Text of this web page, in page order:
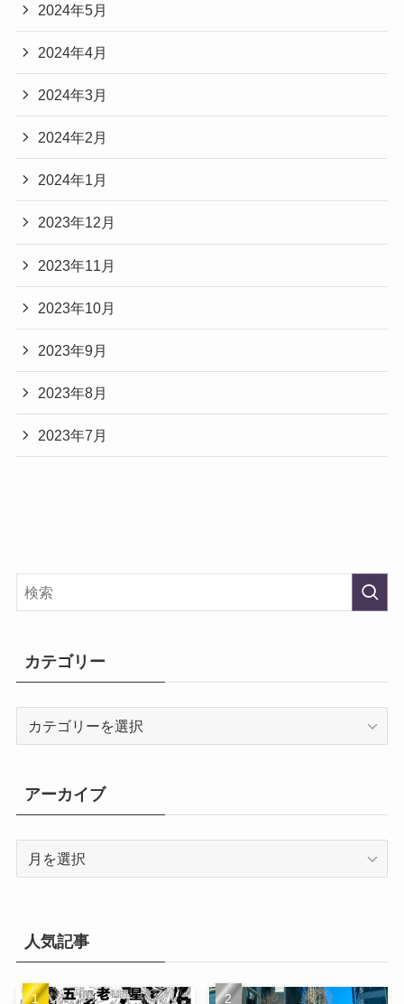
2024年5月
2024年4月
2024年3月
2024年2月
2024年1月
2023年12月
2023年11月
2023年10月
2023年9月
2023年8月
2023年7月
カテゴリー
ー
アーカイブ
人気記事